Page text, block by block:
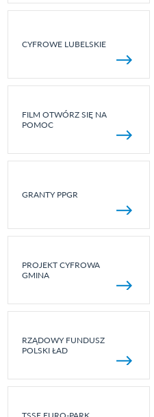
CYFROWE LUBELSKIE
FILM OTWÓRZ SIĘ NA
POMOC
GRANTY PPGR
PROJEKT CYFROWA
GMINA
RZĄDOWY FUNDUSZ
POLSKI ŁAD
TSSE EURO-PARK